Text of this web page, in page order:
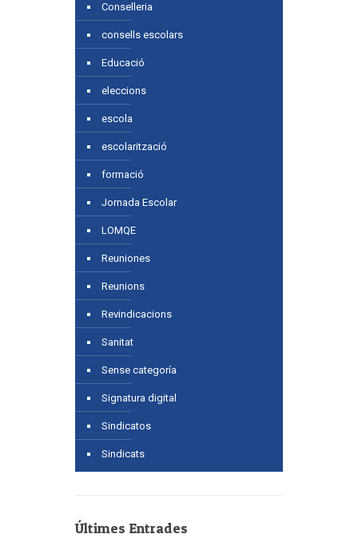
Conselleria
consells escolars
Educació
eleccions
escola
escolarització
formació
Jornada Escolar
LOMQE
Reuniones
Reunions
Revindicacions
Sanitat
Sense categoría
Signatura digital
Sindicatos
Sindicats
Últimes Entrades